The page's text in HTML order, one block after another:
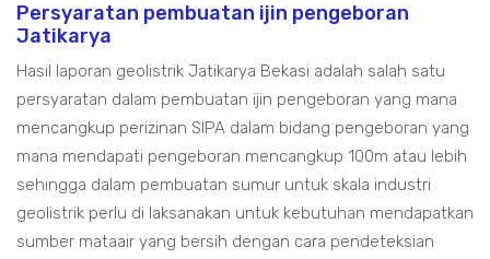
Persyaratan pembuatan ijin pengeboran
Jatikarya
Hasil laporan geolistrik Jatikarya Bekasi adalah salah satu
persyaratan dalam pembuatan ijin pengeboran yang mana
mencangkup perizinan SIPA dalam bidang pengeboran yang
mana mendapati pengeboran mencangkup 100m atau lebih
sehingga dalam pembuatan sumur untuk skala industri
geolistrik perlu di laksanakan untuk kebutuhan mendapatkan
sumber mataair yang bersih dengan cara pendeteksian